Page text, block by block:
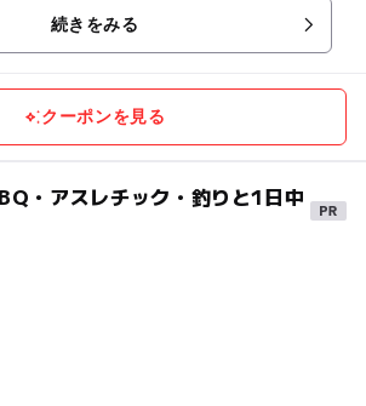
続きをみる
クーポンを見る
・アスレチック・釣りと1日中